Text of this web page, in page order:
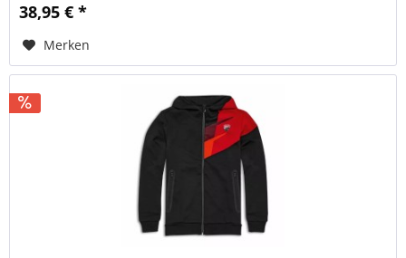
38,95 € *
Merken